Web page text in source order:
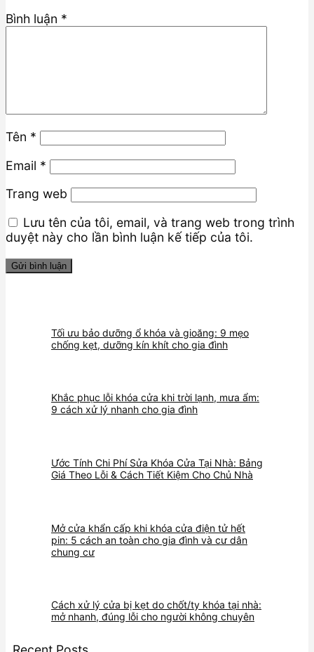
Bình luận *
Tên *
Email *
Trang web
Lưu tên của tôi, email, và trang web trong trình
duyệt này cho lần bình luận kế tiếp của tôi.
Tối ưu bảo dưỡng ổ khóa và gioăng: 9 mẹo
chống kẹt, dưỡng kín khít cho gia đình
Khắc phục lỗi khóa cửa khi trời lạnh, mưa ẩm:
9 cách xử lý nhanh cho gia đình
Ước Tính Chi Phí Sửa Khóa Cửa Tại Nhà: Bảng
Giá Theo Lỗi & Cách Tiết Kiệm Cho Chủ Nhà
Mở cửa khẩn cấp khi khóa cửa điện tử hết
pin: 5 cách an toàn cho gia đình và cư dân
chung cư
Cách xử lý cửa bị kẹt do chốt/ty khóa tại nhà:
mở nhanh, đúng lỗi cho người không chuyên